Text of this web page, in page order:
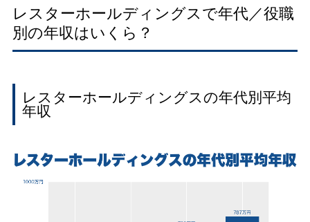
レスターホールディングスで年代／役職
別の年収はいくら？
レスターホールディングスの年代別平均
年収